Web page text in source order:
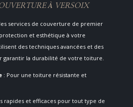
À VERSOIX
services de couverture de premier
et esthétique à votre
des techniques avancées et des
garantir la durabilité de votre toiture.
: Pour une toiture résistante et
rapides et efficaces pour tout type de